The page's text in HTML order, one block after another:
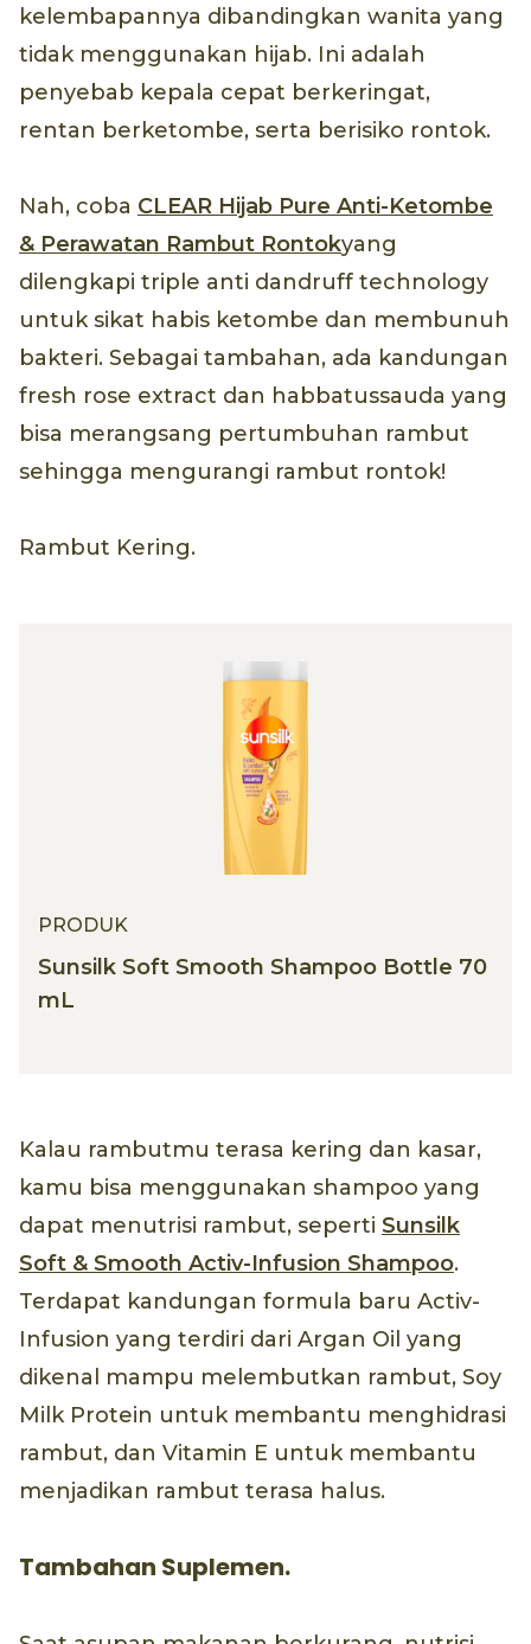
kelembapannya dibandingkan wanita yang
tidak menggunakan hijab. Ini adalah
penyebab kepala cepat berkeringat,
rentan berketombe, serta berisiko rontok.
Nah, coba CLEAR Hijab Pure Anti-Ketombe
& Perawatan Rambut Rontokyang
dilengkapi triple anti dandruff technology
untuk sikat habis ketombe dan membunuh
bakteri. Sebagai tambahan, ada kandungan
fresh rose extract dan habbatussauda yang
bisa merangsang pertumbuhan rambut
sehingga mengurangi rambut rontok!
Rambut Kering.
PRODUK
Sunsilk Soft Smooth Shampoo Bottle 70
mL
Kalau rambutmu terasa kering dan kasar,
kamu bisa menggunakan shampoo yang
dapat menutrisi rambut, seperti Sunsilk
Soft & Smooth Activ-Infusion Shampoo.
Terdapat kandungan formula baru Activ-
Infusion yang terdiri dari Argan Oil yang
dikenal mampu melembutkan rambut, Soy
Milk Protein untuk membantu menghidrasi
rambut, dan Vitamin E untuk membantu
menjadikan rambut terasa halus.
Tambahan Suplemen.